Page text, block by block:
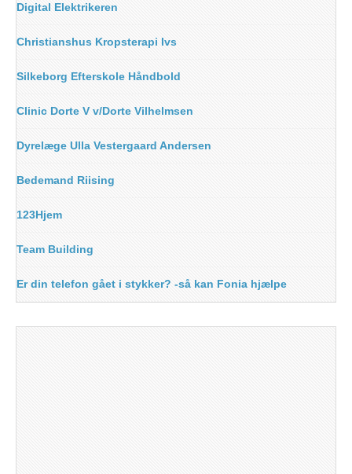
Digital Elektrikeren
Christianshus Kropsterapi Ivs
Silkeborg Efterskole Håndbold
Clinic Dorte V v/Dorte Vilhelmsen
Dyrelæge Ulla Vestergaard Andersen
Bedemand Riising
123Hjem
Team Building
Er din telefon gået i stykker? -så kan Fonia hjælpe